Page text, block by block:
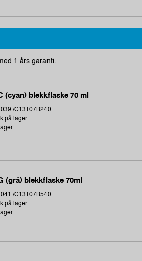
1 års garanti.
(cyan) blekkflaske 70 ml
/C13T07B240
på lager.
(grå) blekkflaske 70ml
/C13T07B540
på lager.